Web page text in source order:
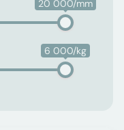
20 000/mm
6 000/kg